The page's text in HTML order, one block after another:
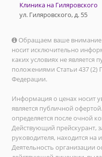
Клиника на Гиляровского
ул. Гиляровского, д. 55
Обращаем ваше внимание
носит исключительно
каких условиях не
положениями Статьи 437 (2)
Федерации.
Информация о ценах носит
является публичной
определяется после очной
Действующий прейскурант,
руководителя, находится
Деятельность организации